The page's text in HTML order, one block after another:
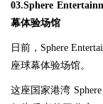
03.Sphere
幕体验场馆
日前，Sphere
座球幕体验场馆。
这座国家港湾